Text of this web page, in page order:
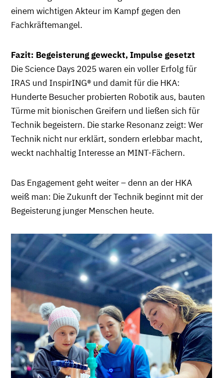
einem wichtigen Akteur im Kampf gegen den
Fachkräftemangel.
Fazit: Begeisterung geweckt, Impulse gesetzt
Die Science Days 2025 waren ein voller Erfolg für
IRAS und InspirING® und damit für die HKA:
Hunderte Besucher probierten Robotik aus, bauten
Türme mit bionischen Greifern und ließen sich für
Technik begeistern. Die starke Resonanz zeigt: Wer
Technik nicht nur erklärt, sondern erlebbar macht,
weckt nachhaltig Interesse an MINT-Fächern.
Das Engagement geht weiter – denn an der HKA
weiß man: Die Zukunft der Technik beginnt mit der
Begeisterung junger Menschen heute.